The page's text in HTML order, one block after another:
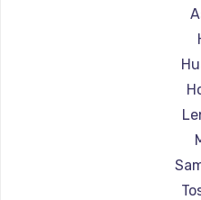
Ремонт
Ремонт
Ремонт
Ремонт
Ремонт
Ремонт
Ремонт
Ремонт